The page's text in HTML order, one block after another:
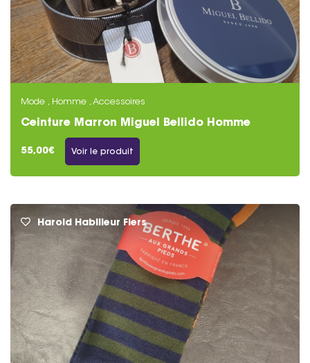
Mode , Homme , Accessoires
Ceinture Marron Miguel Bellido Homme
55,00€ Voir le produit
Harold Habilleur Flers